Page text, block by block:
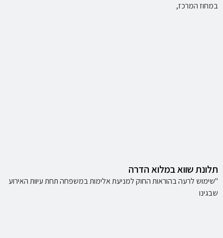
במחוז המרכז,
תלונת שווא במלוא הדרה
"שימוש לרעה בהוראות החוק למניעת אלימות במשפחה תחת עיוות האירוע
שבגינו